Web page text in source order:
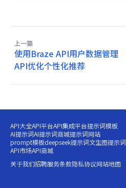
上一篇
使用Braze API用户数据管理
API优化个性化推荐
API大全API平台API集成平台提示词模板
AI提示词AI提示词商城提示词网站
prompt模板deepseek提示词文生图提示词
API市场API商城
关于我们招聘服务条款隐私协议网站地图